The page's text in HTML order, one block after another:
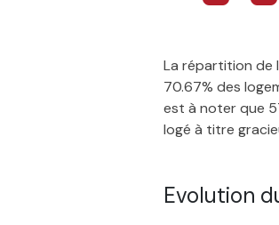
La répartition de
70.67% des
est à noter que
logé à titre
Evolution